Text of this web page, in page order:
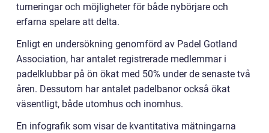
turneringar och möjligheter för både nybörjare och
erfarna spelare att delta.
Enligt en undersökning genomförd av Padel Gotland
Association, har antalet registrerade medlemmar i
padelklubbar på ön ökat med 50% under de senaste två
åren. Dessutom har antalet padelbanor också ökat
väsentligt, både utomhus och inomhus.
En infografik som visar de kvantitativa mätningarna